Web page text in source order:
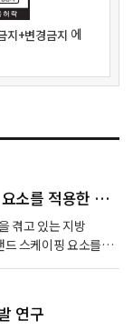
지+변경금지 에
재래시장 활성화를 위해 브랜드 스케이핑 요소를 적용한 공간계획에 관한 연구
겪고 있는 지방
스케이핑 요소를
경제에 긍정적인
연구